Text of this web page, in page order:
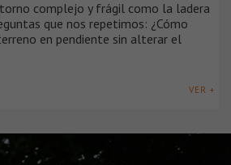
complejo y frágil como la ladera
que nos repetimos: ¿Cómo
en pendiente sin alterar el
VER +